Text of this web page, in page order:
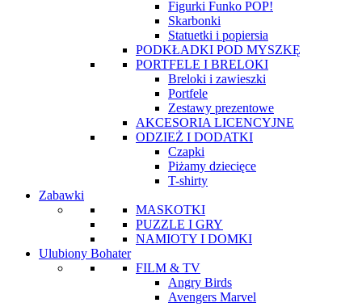
Figurki Funko POP!
Skarbonki
Statuetki i popiersia
PODKŁADKI POD MYSZKĘ
PORTFELE I BRELOKI
Breloki i zawieszki
Portfele
Zestawy prezentowe
AKCESORIA LICENCYJNE
ODZIEŻ I DODATKI
Czapki
Piżamy dziecięce
T-shirty
Zabawki
MASKOTKI
PUZZLE I GRY
NAMIOTY I DOMKI
Ulubiony Bohater
FILM & TV
Angry Birds
Avengers Marvel